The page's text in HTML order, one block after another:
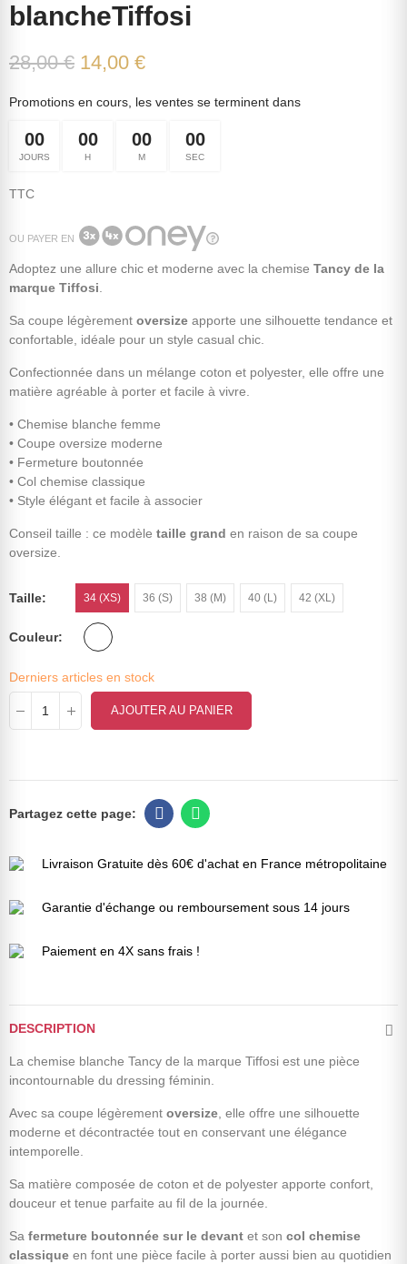
blancheTiffosi
28,00 € 14,00 €
Promotions en cours, les ventes se terminent dans
00
JOURS
00
H
00
M
00
SEC
TTC
OU PAYER EN
Adoptez une allure chic et moderne avec la chemise Tancy de la
marque Tiffosi
Sa coupe légèrement oversize apporte une silhouette tendance et
confortable, idéale pour un style casual chic.
Confectionnée dans un mélange coton et polyester, elle offre une
matière agréable à porter et facile à vivre.
• Chemise blanche femme
• Coupe oversize moderne
• Fermeture boutonnée
• Col chemise classique
• Style élégant et facile à associer
Conseil taille : ce modèle taille grand en raison de sa coupe
oversize.
Taille 34 (XS) 36 (S) 38 (M) 40 (L) 42 (XL)
Couleur
Derniers articles en stock
AJOUTER AU PANIER
Livraison Gratuite dès 60€ d'achat en France métropolitaine
Garantie d'échange ou remboursement sous 14 jours
Paiement en 4X sans frais !
DESCRIPTION
La chemise blanche Tancy de la marque Tiffosi est une pièce
incontournable du dressing féminin.
Avec sa coupe légèrement oversize , elle offre une silhouette
moderne et décontractée tout en conservant une élégance
intemporelle.
Sa matière composée de coton et de polyester apporte confort,
douceur et tenue parfaite au fil de la journée.
Sa fermeture boutonnée sur le devant et son col chemise
classique en font une pièce facile à porter aussi bien au quotidien